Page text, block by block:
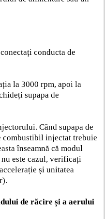
conducta de
la 3000 rpm, apoi la
supapa de
Când supapa de
combustibil injectat trebuie
înseamnă că modul
este cazul, verificați
și unitatea
de răcire și a aerului